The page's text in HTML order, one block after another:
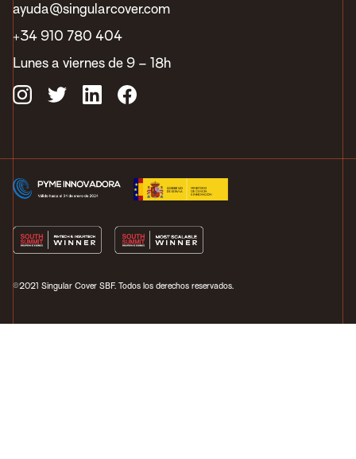
ayuda@singularcover.com
+34 910 780 404
Lunes a viernes de 9 – 18h
©2021 Singular Cover SBF. Todos los derechos reservados.